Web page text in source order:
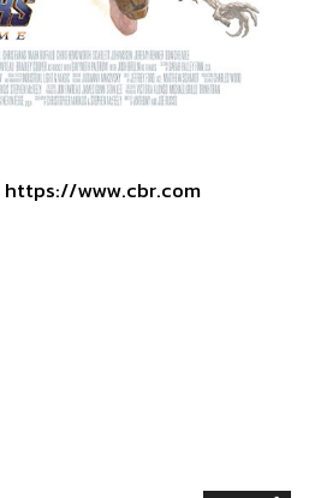
https://www.cbr.com